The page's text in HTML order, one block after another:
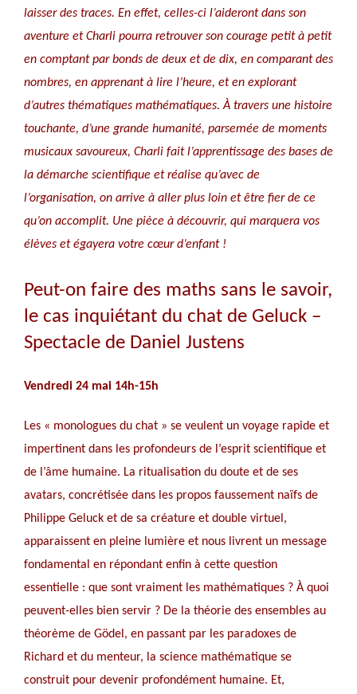
laisser des traces. En effet, celles-ci l’aideront dans son
aventure et Charli pourra retrouver son courage petit à petit
en comptant par bonds de deux et de dix, en comparant des
nombres, en apprenant à lire l’heure, et en explorant
d’autres thématiques mathématiques. À travers une histoire
touchante, d’une grande humanité, parsemée de moments
musicaux savoureux, Charli fait l’apprentissage des bases de
la démarche scientifique et réalise qu’avec de
l’organisation, on arrive à aller plus loin et être fier de ce
qu’on accomplit. Une pièce à découvrir, qui marquera vos
élèves et égayera votre cœur d’enfant !
Peut-on faire des maths sans le savoir,
le cas inquiétant du chat de Geluck –
Spectacle de Daniel Justens
Vendredi 24 mai 14h-15h
Les « monologues du chat » se veulent un voyage rapide et
impertinent dans les profondeurs de l’esprit scientifique et
de l’âme humaine. La ritualisation du doute et de ses
avatars, concrétisée dans les propos faussement naïfs de
Philippe Geluck et de sa créature et double virtuel,
apparaissent en pleine lumière et nous livrent un message
fondamental en répondant enfin à cette question
essentielle : que sont vraiment les mathématiques ? À quoi
peuvent-elles bien servir ? De la théorie des ensembles au
théorème de Gödel, en passant par les paradoxes de
Richard et du menteur, la science mathématique se
construit pour devenir profondément humaine. Et,